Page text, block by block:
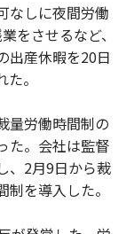
なしに夜間労働
をさせるなど、
出産休暇を20日
。
量労働時間制の
た。会社は監督
、2月9日から裁
を導入した。